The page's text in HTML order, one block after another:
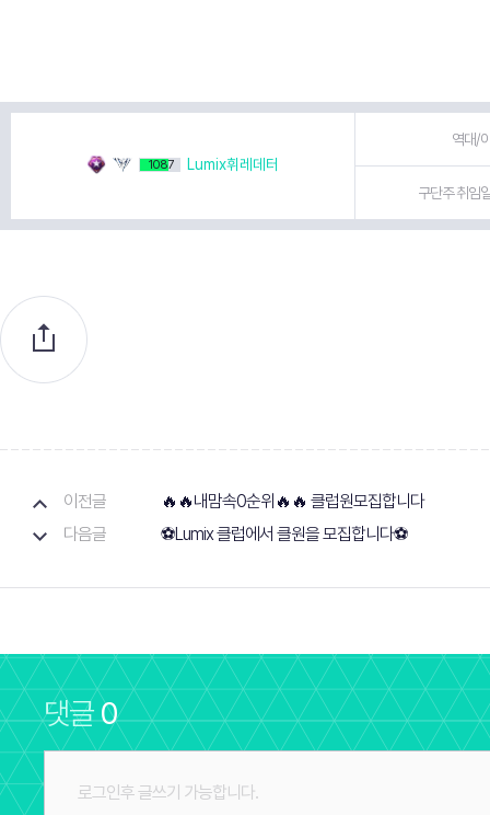
1087 Lumix휘레데터
역대/
구단주 취임
이전글
🔥🔥내맘속0순위🔥🔥 클럽원모집합니다
다음글
⚽️Lumix 클럽에서 클원을 모집합니다⚽️
댓글0